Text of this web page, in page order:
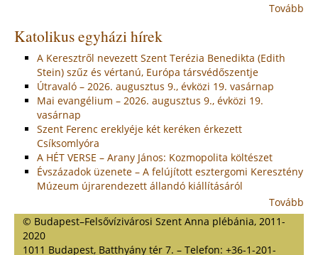
Tovább
Katolikus egyházi hírek
A Keresztről nevezett Szent Terézia Benedikta (Edith
Stein) szűz és vértanú, Európa társvédőszentje
Útravaló – 2026. augusztus 9., évközi 19. vasárnap
Mai evangélium – 2026. augusztus 9., évközi 19.
vasárnap
Szent Ferenc ereklyéje két keréken érkezett
Csíksomlyóra
A HÉT VERSE – Arany János: Kozmopolita költészet
Évszázadok üzenete – A felújított esztergomi Keresztény
Múzeum újrarendezett állandó kiállításáról
Tovább
© Budapest–Felsővízivárosi Szent Anna plébánia, 2011-
2020
1011 Budapest, Batthyány tér 7. – Telefon: +36-1-201-